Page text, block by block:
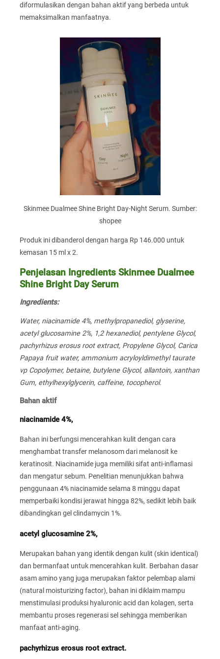
diformulasikan dengan bahan aktif yang berbeda untuk
memaksimalkan manfaatnya.
Skinmee Dualmee Shine Bright Day-Night Serum. Sumber:
shopee
Produk ini dibanderol dengan harga Rp 146.000 untuk
kemasan 15 ml x 2.
Penjelasan Ingredients Skinmee Dualmee
Shine Bright Day Serum
Ingredients:
Water, niacinamide 4%, methylpropanediol, glyserine,
acetyl glucosamine 2%, 1,2 hexanediol, pentylene Glycol,
pachyrhizus erosus root extract, Propylene Glycol, Carica
Papaya fruit water, ammonium acryloyldimethyl taurate
vp Copolymer, betaine, butylene Glycol, allantoin, xanthan
Gum, ethylhexylglycerin, caffeine, tocopherol.
Bahan aktif
niacinamide 4%,
Bahan ini berfungsi mencerahkan kulit dengan cara
menghambat transfer melanosom dari melanosit ke
keratinosit. Niacinamide juga memiliki sifat anti-inflamasi
dan mengatur sebum. Penelitian menunjukkan bahwa
penggunaan 4% niacinamide selama 8 minggu dapat
memperbaiki kondisi jerawat hingga 82%, sedikit lebih baik
dibandingkan gel clindamycin 1%.
acetyl glucosamine 2%,
Merupakan bahan yang identik dengan kulit (skin identical)
dan bermanfaat untuk mencerahkan kulit. Berbahan dasar
asam amino yang juga merupakan faktor pelembap alami
(natural moisturizing factor), bahan ini diklaim mampu
menstimulasi produksi hyaluronic acid dan kolagen, serta
membantu proses regenerasi sel sehingga memberikan
manfaat anti-aging.
pachyrhizus erosus root extract.